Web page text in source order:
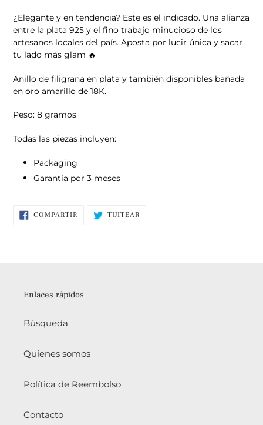
producto
¿Elegante y en tendencia? Este es el indicado. Una alianza
entre la plata 925 y el fino trabajo minucioso de los
artesanos locales del país. Aposta por lucir única y sacar
tu lado más glam 🔥
Anillo de filigrana en plata y también disponibles bañada
en oro amarillo de 18K.
Peso: 8 gramos
Todas las piezas incluyen:
Packaging
Garantia por 3 meses
COMPARTIRCOMPARTIRTUITEAR
Enlaces rápidos
Búsqueda
Quienes somos
Política de Reembolso
Contacto